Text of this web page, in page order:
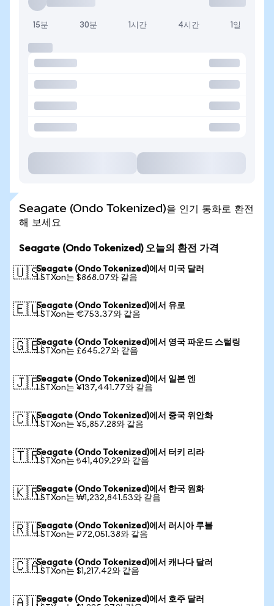
15분 30분 1시간 4시간 1일
Seagate (Ondo Tokenized)을 인기 통화로 환전
해 보세요
Seagate (Ondo Tokenized) 오늘의 환전 가격
🇺🇸Seagate (Ondo Tokenized)에서 미국 달러
1 STXon는 $868.07와 같음
🇪🇺Seagate (Ondo Tokenized)에서 유로
1 STXon는 €753.37와 같음
🇬🇧Seagate (Ondo Tokenized)에서 영국 파운드 스털링
1 STXon는 £645.27와 같음
🇯🇵Seagate (Ondo Tokenized)에서 일본 엔
1 STXon는 ¥137,441.77와 같음
🇨🇳Seagate (Ondo Tokenized)에서 중국 위안화
1 STXon는 ¥5,857.28와 같음
🇹🇷Seagate (Ondo Tokenized)에서 터키 리라
1 STXon는 ₺41,409.29와 같음
🇰🇷Seagate (Ondo Tokenized)에서 한국 원화
1 STXon는 ₩1,232,841.53와 같음
🇷🇺Seagate (Ondo Tokenized)에서 러시아 루블
1 STXon는 ₽72,051.38와 같음
🇨🇦Seagate (Ondo Tokenized)에서 캐나다 달러
1 STXon는 $1,217.42와 같음
Seagate (Ondo Tokenized)에서 호주 달러